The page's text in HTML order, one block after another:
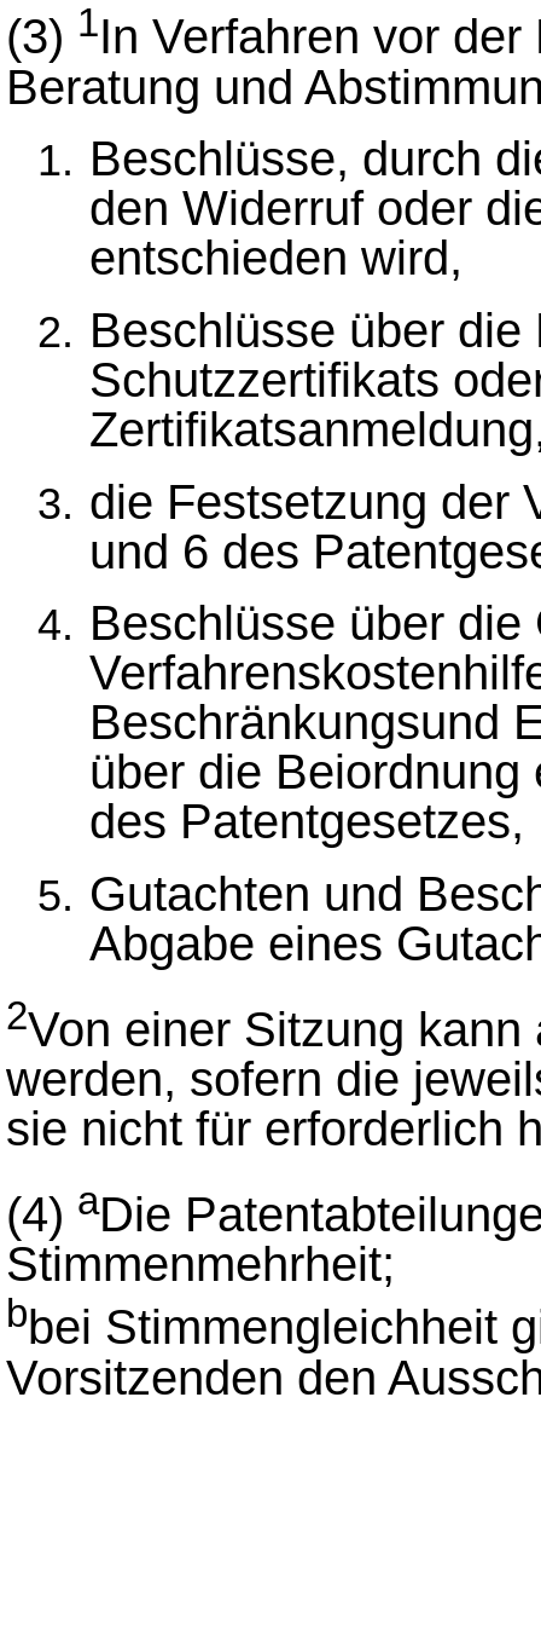
(3) 1In Verfahren vor
Beratung und
Beschlüsse, durch
den Widerruf oder
entschieden wird,
Beschlüsse über
Schutzzertifikats
die Festsetzung der
und 6 des
Beschlüsse über
Beschränkungsund
über die
des Patentgesetzes,
Gutachten und
Abgabe eines
2Von einer Sitzung
werden, sofern die
sie nicht für erforderlich
(4) aDie
Stimmenmehrheit;
bbei Stimmengleichheit
Vorsitzenden den